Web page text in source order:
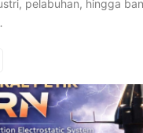
pelabuhan, hingga